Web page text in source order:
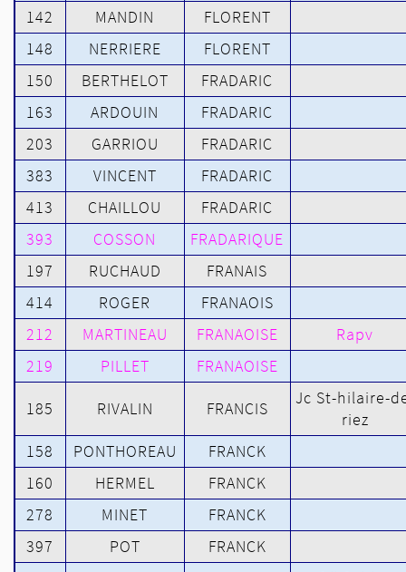
142
MANDIN
FLORENT
148
NERRIERE
FLORENT
150
BERTHELOT
FRADARIC
163
ARDOUIN
FRADARIC
203
GARRIOU
FRADARIC
383
VINCENT
FRADARIC
413
CHAILLOU
FRADARIC
393
COSSON
FRADARIQUE
197
RUCHAUD
FRANAIS
414
ROGER
FRANAOIS
212
MARTINEAU FRANAOISE
Rapv
219
PILLET FRANAOISE
185 RIVALIN FRANCIS
Jc St-hilaire-
riez
158
PONTHOREAU
FRANCK
160
HERMEL
FRANCK
278
MINET
FRANCK
397
POT FRANCK